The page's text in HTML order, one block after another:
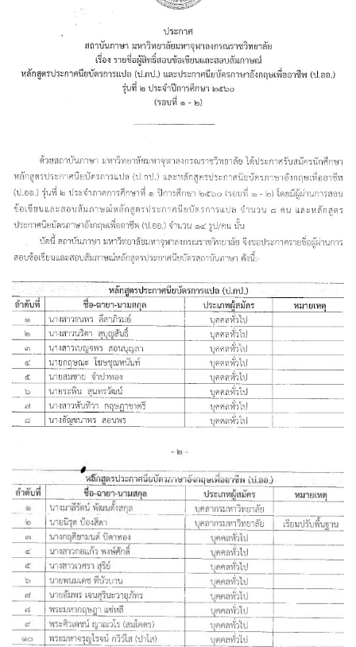
หลักสูตรภาษาอังกฤษทั่วไป
หลักสูตรภาษาอังกฤษธุรกิจ
ภาษาอังกฤษสำหรับนิสิตปริญญาเอก
หลักสูตรการเขียนบทความไทย
หลักสูตรภาษาจีน
การสัมมนาภายในองค์กร
WIZ Park
ประวัติความเป็นมา WIZ Park
ห้องสมุด WIZ Park
WizPark’s Blog
วีดีทัศน์
ห้องสมุดภาพ
สื่อการสอน
บทที่ 3 คำนำหน้านาม (Article)
บทที่ 4 กาล (Tense)
บทที่ 5 ประโยค (Sentence)
บทที่ 6 ฝึกทักษะการใช้ภาษาอังกฤษ (The Four-Skill Practice)
English for Buddhism
ดาวน์โหลด
ใบสมัครสอบ MCU-GET